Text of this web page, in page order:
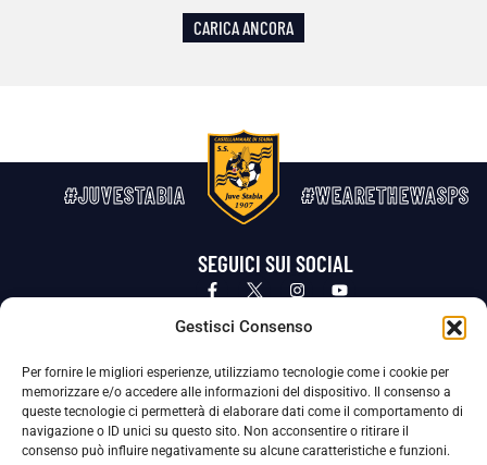
Gestisci Consenso
Per fornire le migliori esperienze, utilizziamo tecnologie come i cookie per
memorizzare e/o accedere alle informazioni del dispositivo. Il consenso a
queste tecnologie ci permetterà di elaborare dati come il comportamento di
navigazione o ID unici su questo sito. Non acconsentire o ritirare il
consenso può influire negativamente su alcune caratteristiche e funzioni.
CARICA ANCORA
#JUVESTABIA #WEARETHEWASPS
SEGUICI SUI SOCIAL
Privacy Policy Cookie Policy
La Società ha nominato il Responsabile della Protezione dei Dati Personali (DPO), figura specializzata che vigila sulle modalità
adottate dalla nostra Società per tutelare i Suoi dati personali.
Per contattare il DPO può scrivere a